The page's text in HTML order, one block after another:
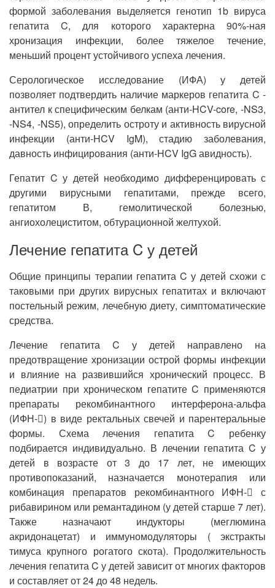
формой заболевания выделяется генотип 1b вируса
гепатита C, для которого характерна 90%-ная
хронизация инфекции, более тяжелое течение,
меньший процент устойчивого успеха лечения.
Серологическое исследование (ИФА) у детей
позволяет подтвердить наличие маркеров гепатита C -
антител к специфическим белкам (анти-HCV-core, -NS3,
-NS4, -NS5), определить остроту и активность вирусной
инфекции (анти-HCV IgM), стадию заболевания,
давность инфицирования (анти-HCV IgG авидность).
Гепатит C у детей необходимо дифференцировать с
другими вирусными гепатитами, прежде всего,
гепатитом В, гемолитической болезнью,
ангиохолециститом, обтурационной желтухой.
Лечение гепатита C у детей
Общие принципы терапии гепатита C у детей схожи с
таковыми при других вирусных гепатитах и включают
постельный режим, лечебную диету, симптоматические
средства.
Лечение гепатита C у детей направлено на
предотвращение хронизации острой формы инфекции
и влияние на развившийся хронический процесс. В
педиатрии при хроническом гепатите C применяются
препараты рекомбинантного интерферона-альфа
(ИФН-) в виде ректальных свечей и парентеральные
формы. Схема лечения гепатита C ребенку
подбирается индивидуально. В лечении гепатита C у
детей в возрасте от 3 до 17 лет, не имеющих
противопоказаний, назначается монотерапия или
комбинация препаратов рекомбинантного ИФН- с
рибавирином или ремантадином (у детей старше 7 лет).
Также назначают индукторы (меглюмина
акридонацетат) и иммуномодуляторы ( экстракты
тимуса крупного рогатого скота). Продолжительность
лечения гепатита C у детей зависит от многих факторов
и составляет от 24 до 48 недель.